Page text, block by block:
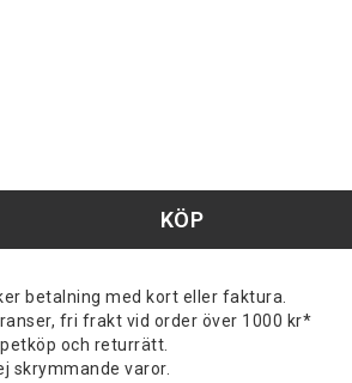
KÖP
betalning med kort eller faktura.
fri frakt vid order över 1000 kr*
och returrätt.
skrymmande varor.